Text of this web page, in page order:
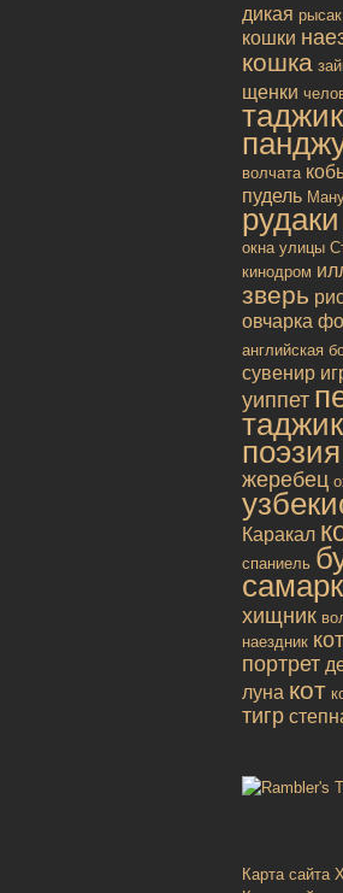
дикая рысак
кошки
кошка
щенки
волчата
пудель
рудаки
окна улицы
кинодром
зверь
овчарка
английская
сувенир
уиппет
поэзия
жеребец
Каракал
спаниель
хищник
наездник
портрет
луна кот
тигр
Карта сайта